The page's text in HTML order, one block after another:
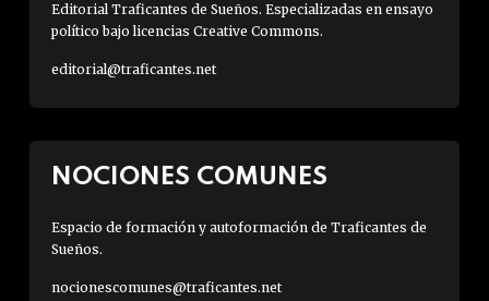
Editorial Traficantes de Sueños. Especializadas en ensayo
político bajo licencias Creative Commons.
editorial@traficantes.net
NOCIONES COMUNES
Espacio de formación y autoformación de Traficantes de
Sueños.
nocionescomunes@traficantes.net